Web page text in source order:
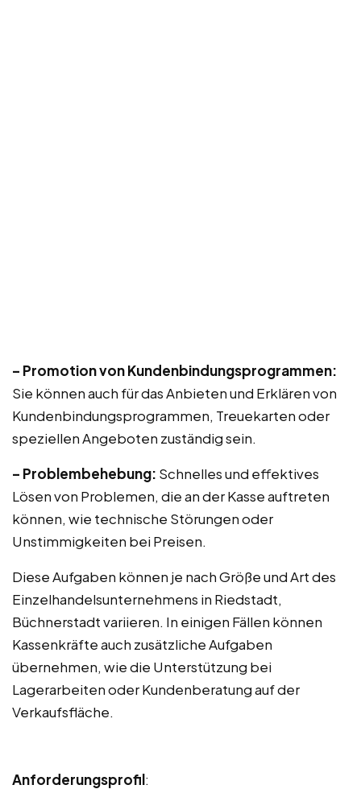
– Promotion von Kundenbindungsprogrammen:
Sie können auch für das Anbieten und Erklären von
Kundenbindungsprogrammen, Treuekarten oder
speziellen Angeboten zuständig sein.
– Problembehebung: Schnelles und effektives
Lösen von Problemen, die an der Kasse auftreten
können, wie technische Störungen oder
Unstimmigkeiten bei Preisen.
Diese Aufgaben können je nach Größe und Art des
Einzelhandelsunternehmens in Riedstadt,
Büchnerstadt variieren. In einigen Fällen können
Kassenkräfte auch zusätzliche Aufgaben
übernehmen, wie die Unterstützung bei
Lagerarbeiten oder Kundenberatung auf der
Verkaufsfläche.
Anforderungsprofil: